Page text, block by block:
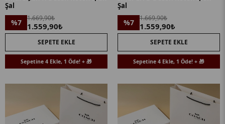
Şal
%7 1.669,90₺
1.559,90₺
SEPETE EKLE
Sepetine 4 Ekle, 1 Öde! + 🎁
Şal
%7 1.669,90₺
1.559,90₺
SEPETE EKLE
Sepetine 4 Ekle, 1 Öde! + 🎁